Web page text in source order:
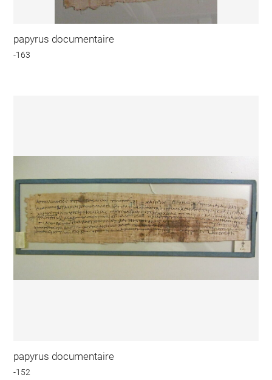
papyrus documentaire
-163
papyrus documentaire
-152